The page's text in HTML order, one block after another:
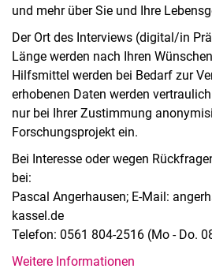
Publikationen
Presse- und Öffentlichkeitsarbeit
Webredaktion
Webseite R:ein
und mehr über Sie und Ihre
Der Ort des Interviews (digital/in
Länge werden nach Ihren
Hilfsmittel werden bei Bedarf zur
erhobenen Daten werden
nur bei Ihrer Zustimmung
Forschungsprojekt ein.
Bei Interesse oder wegen
bei:
Pascal Angerhausen; E-Mail:
kassel.de
Telefon: 0561 804-2516 (Mo - Do.
Weitere Informationen